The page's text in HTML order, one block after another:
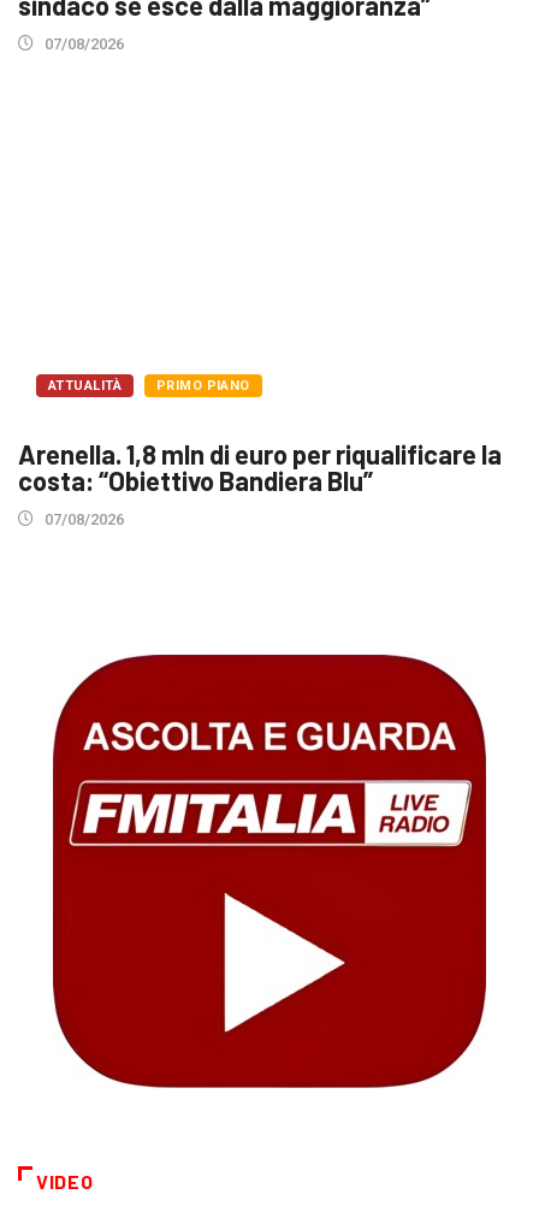
07/08/2026
ATTUALITÀ PRIMO PIANO
Arenella. 1,8 mln di euro per riqualificare la
costa: “Obiettivo Bandiera Blu”
07/08/2026
VIDEO